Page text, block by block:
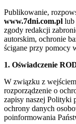
Publikowanie,
www.7dni.com.pl lub
zgody redakcji
autorskim, ochronie
ścigane przy pomocy
1. Oświadczenie
W związku z
rozporządzenie o
zapisy naszej Polityki
ochrony danych
poinformowania